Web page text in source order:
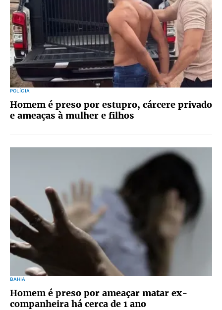
POLÍCIA
Homem é preso por estupro, cárcere privado
e ameaças à mulher e filhos
BAHIA
Homem é preso por ameaçar matar ex-
companheira há cerca de 1 ano